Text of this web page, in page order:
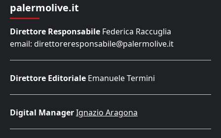
palermolive.it
Direttore Responsabile Federica Raccuglia
email: direttoreresponsabile@palermolive.it
Direttore Editoriale Emanuele Termini
Digital ManagerIgnazio Aragona